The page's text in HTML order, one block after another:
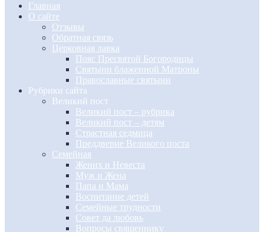
Главная
О сайте
Отзывы
Обратная связь
Церковная лавка
Пояс Пресвятой Богородицы
Святыни блаженной Матроны
Православные святыни
Рубрики сайта
Великий пост
Великий пост – рубрика
Великий пост – детям
Страстная седмица
Преддверие Великого поста
Семейная
Жених и Невеста
Муж и Жена
Папа и Мама
Воспитание детей
Семейные трудности
Совет да любовь
Вопросы священнику